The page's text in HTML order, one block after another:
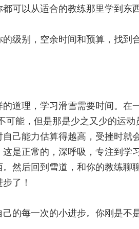
可以从适合的教练那里学到东西
级别，空余时间和预算，找到
道理，学习滑雪需要时间。在
可能，但是那是少之又少的运
己能力估算得越高，受挫时就
是正常的，深呼吸，专注到学
然后回到雪道，和你的教练聊
了！
的每一次的小进步。你刚是不